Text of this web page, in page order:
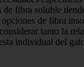
de fibra soluble
de fibra
tanto la
individual del